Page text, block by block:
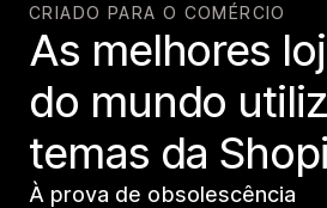
CRIADO PARA O COMÉRCIO
As melhores
do mundo
temas da
À prova de obsolescência